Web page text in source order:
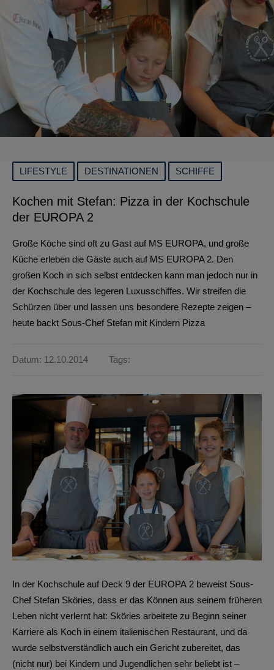
LIFESTYLE DESTINATIONEN SCHIFFE
Kochen mit Stefan: Pizza in der Kochschule
der EUROPA 2
Große Köche sind oft zu Gast auf MS EUROPA, und große
Küche erleben die Gäste auch auf MS EUROPA 2. Den
großen Koch in sich selbst entdecken kann man jedoch nur in
der Kochschule des legeren Luxusschiffes. Wir streifen die
Schürzen über und lassen uns besondere Rezepte zeigen –
heute backt Sous-Chef Stefan mit Kindern Pizza
Datum: 12.10.2014 Tags:
In der Kochschule auf Deck 9 der EUROPA 2 beweist Sous-
Chef Stefan Sköries, dass er das Können aus seinem früheren
Leben nicht verlernt hat: Sköries arbeitete zu Beginn seiner
Karriere als Koch in einem italienischen Restaurant, und da
wurde selbstverständlich auch ein Gericht zubereitet, das
(nicht nur) bei Kindern und Jugendlichen sehr beliebt ist –